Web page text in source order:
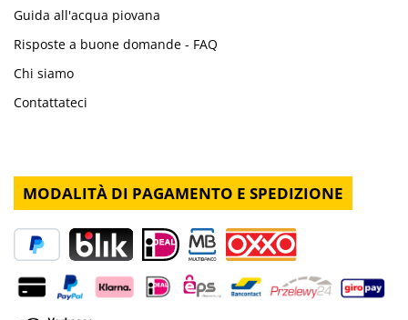
Guida all'acqua piovana
Risposte a buone domande - FAQ
Chi siamo
Contattateci
MODALITÀ DI PAGAMENTO E SPEDIZIONE